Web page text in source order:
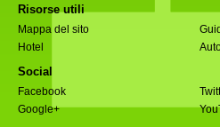
Risorse utili
Mappa del sito
Hotel
Social
Facebook
Google+